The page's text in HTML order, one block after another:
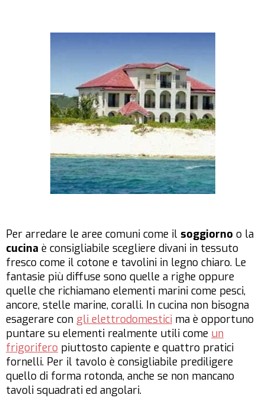
Per arredare le aree comuni come il soggiorno o la
cucina è consigliabile scegliere divani in tessuto
fresco come il cotone e tavolini in legno chiaro. Le
fantasie più diffuse sono quelle a righe oppure
quelle che richiamano elementi marini come pesci,
ancore, stelle marine, coralli. In cucina non bisogna
esagerare con gli elettrodomestici ma è opportuno
puntare su elementi realmente utili come un
frigorifero piuttosto capiente e quattro pratici
fornelli. Per il tavolo è consigliabile prediligere
quello di forma rotonda, anche se non mancano
tavoli squadrati ed angolari.